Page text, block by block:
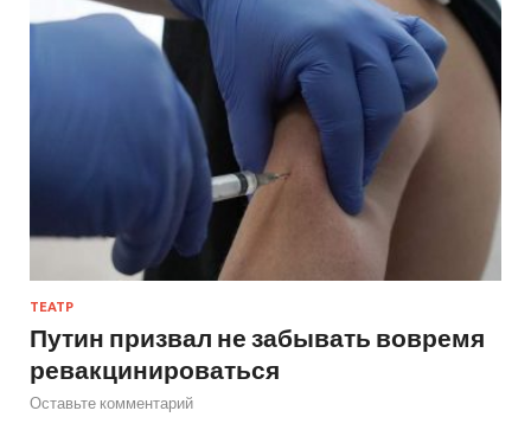
ТЕАТР
Путин призвал не забывать вовремя
ревакцинироваться
Оставьте комментарий